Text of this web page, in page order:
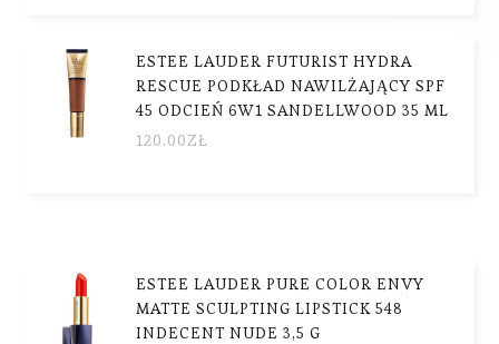
ESTEE LAUDER FUTURIST HYDRA
RESCUE PODKŁAD NAWILŻAJĄCY SPF
45 ODCIEŃ 6W1 SANDELLWOOD 35 ML
120.00ZŁ
ESTEE LAUDER PURE COLOR ENVY
MATTE SCULPTING LIPSTICK 548
INDECENT NUDE 3,5 G